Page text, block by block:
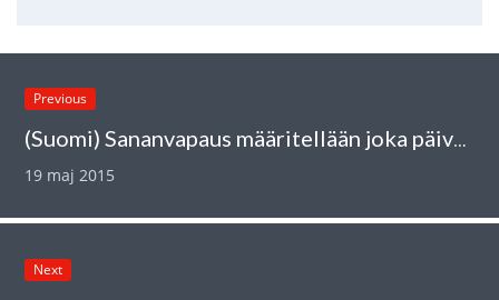
Previous
(Suomi) Sananvapaus määritellään joka päivä uudelleen!
19 maj 2015
Next